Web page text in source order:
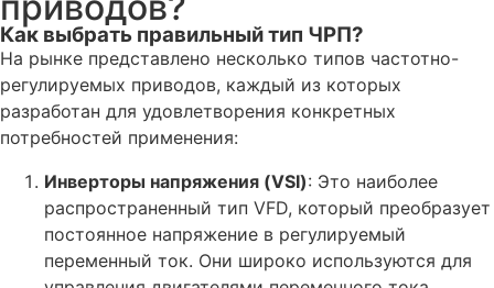
Как выбрать правильный тип ЧРП?
На рынке представлено несколько типов частотно-
регулируемых приводов, каждый из которых
разработан для удовлетворения конкретных
потребностей применения:
Инверторы напряжения (VSI): Это наиболее
распространенный тип VFD, который преобразует
постоянное напряжение в регулируемый
переменный ток. Они широко используются для